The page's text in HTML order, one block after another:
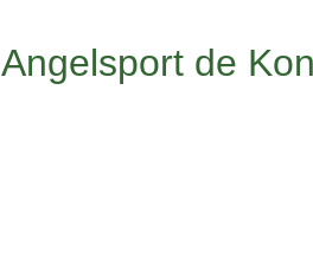
Angelsport de